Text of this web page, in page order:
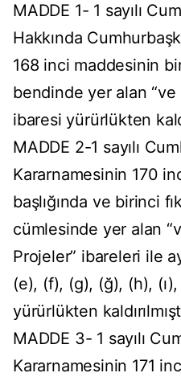
MADDE 1- 1 sayılı
Hakkında
168 inci maddesinin
bendinde yer alan “ve
ibaresi yürürlükten
MADDE 2-1 sayılı
Kararnamesinin 170
başlığında ve birinci
cümlesinde yer alan
Projeler” ibareleri ile
(e), (f), (g), (ğ), (h),
yürürlükten
MADDE 3- 1 sayılı
Kararnamesinin 171